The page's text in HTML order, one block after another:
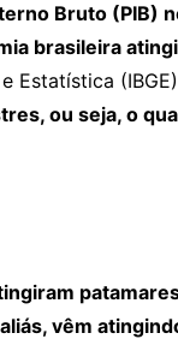
Bruto (PIB)
brasileira
Estatística
ou seja, o
vêm